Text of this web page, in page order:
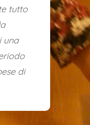
tutto
una
di